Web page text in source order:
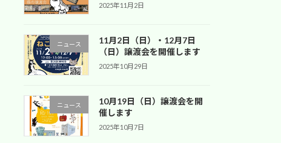
2025年11月2日
ニュース
11月2日（日）・12月7日
（日）譲渡会を開催します
2025年10月29日
ニュース
10月19日（日）譲渡会を開
催します
2025年10月7日